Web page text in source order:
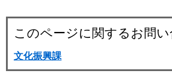
このページに関するお問
文化振興課